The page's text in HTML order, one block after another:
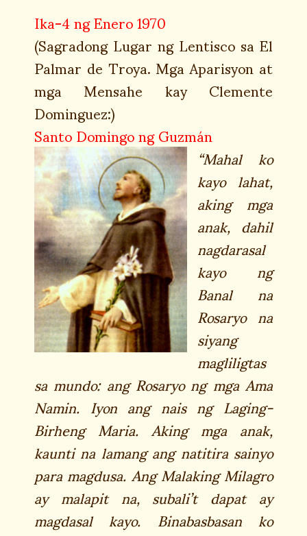
Ika-4 ng Enero 1970
(Sagradong Lugar ng Lentisco sa El
Palmar de Troya. Mga Aparisyon at
mga Mensahe kay Clemente
Dominguez:)
Santo Domingo ng Guzmán
“Mahal ko
kayo lahat,
aking mga
anak, dahil
nagdarasal
kayo ng
Banal na
Rosaryo na
siyang
magliligtas
sa mundo: ang Rosaryo ng mga Ama
Namin. Iyon ang nais ng Laging-
Birheng Maria. Aking mga anak,
kaunti na lamang ang natitira sainyo
para magdusa. Ang Malaking Milagro
ay malapit na, subali’t dapat ay
magdasal kayo. Binabasbasan ko